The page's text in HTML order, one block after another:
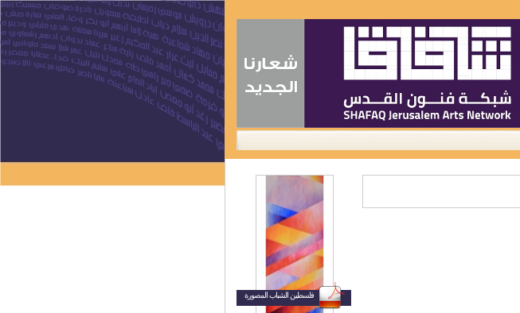
من نحن آخر أخبارنا أعلن معنا
فلسطين الشباب المصورة